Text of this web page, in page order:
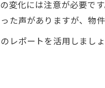
化には注意が必要で
声がありますが、物
ポートを活用しまし